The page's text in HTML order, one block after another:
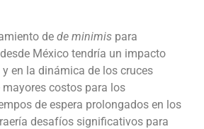
de de minimis para
México tendría un impacto
en la dinámica de los cruces
costos para los
de espera prolongados en los
desafíos significativos para